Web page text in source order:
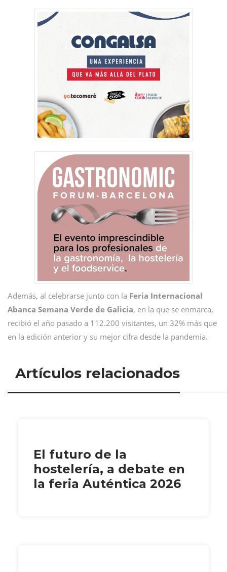
Además, al celebrarse junto con la Feria Internacional
Abanca Semana Verde de Galicia, en la que se enmarca,
recibió el año pasado a 112.200 visitantes, un 32% más que
en la edición anterior y su mejor cifra desde la pandemia.
Artículos relacionados
El futuro de la
hostelería, a debate en
la feria Auténtica 2026